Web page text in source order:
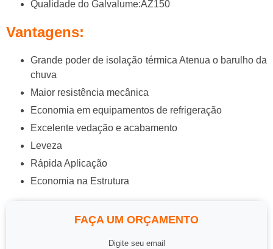
Qualidade do Galvalume:AZ150
Vantagens:
Grande poder de isolação térmica Atenua o barulho da
chuva
Maior resistência mecânica
Economia em equipamentos de refrigeração
Excelente vedação e acabamento
Leveza
Rápida Aplicação
Economia na Estrutura
FAÇA UM ORÇAMENTO
Digite seu email